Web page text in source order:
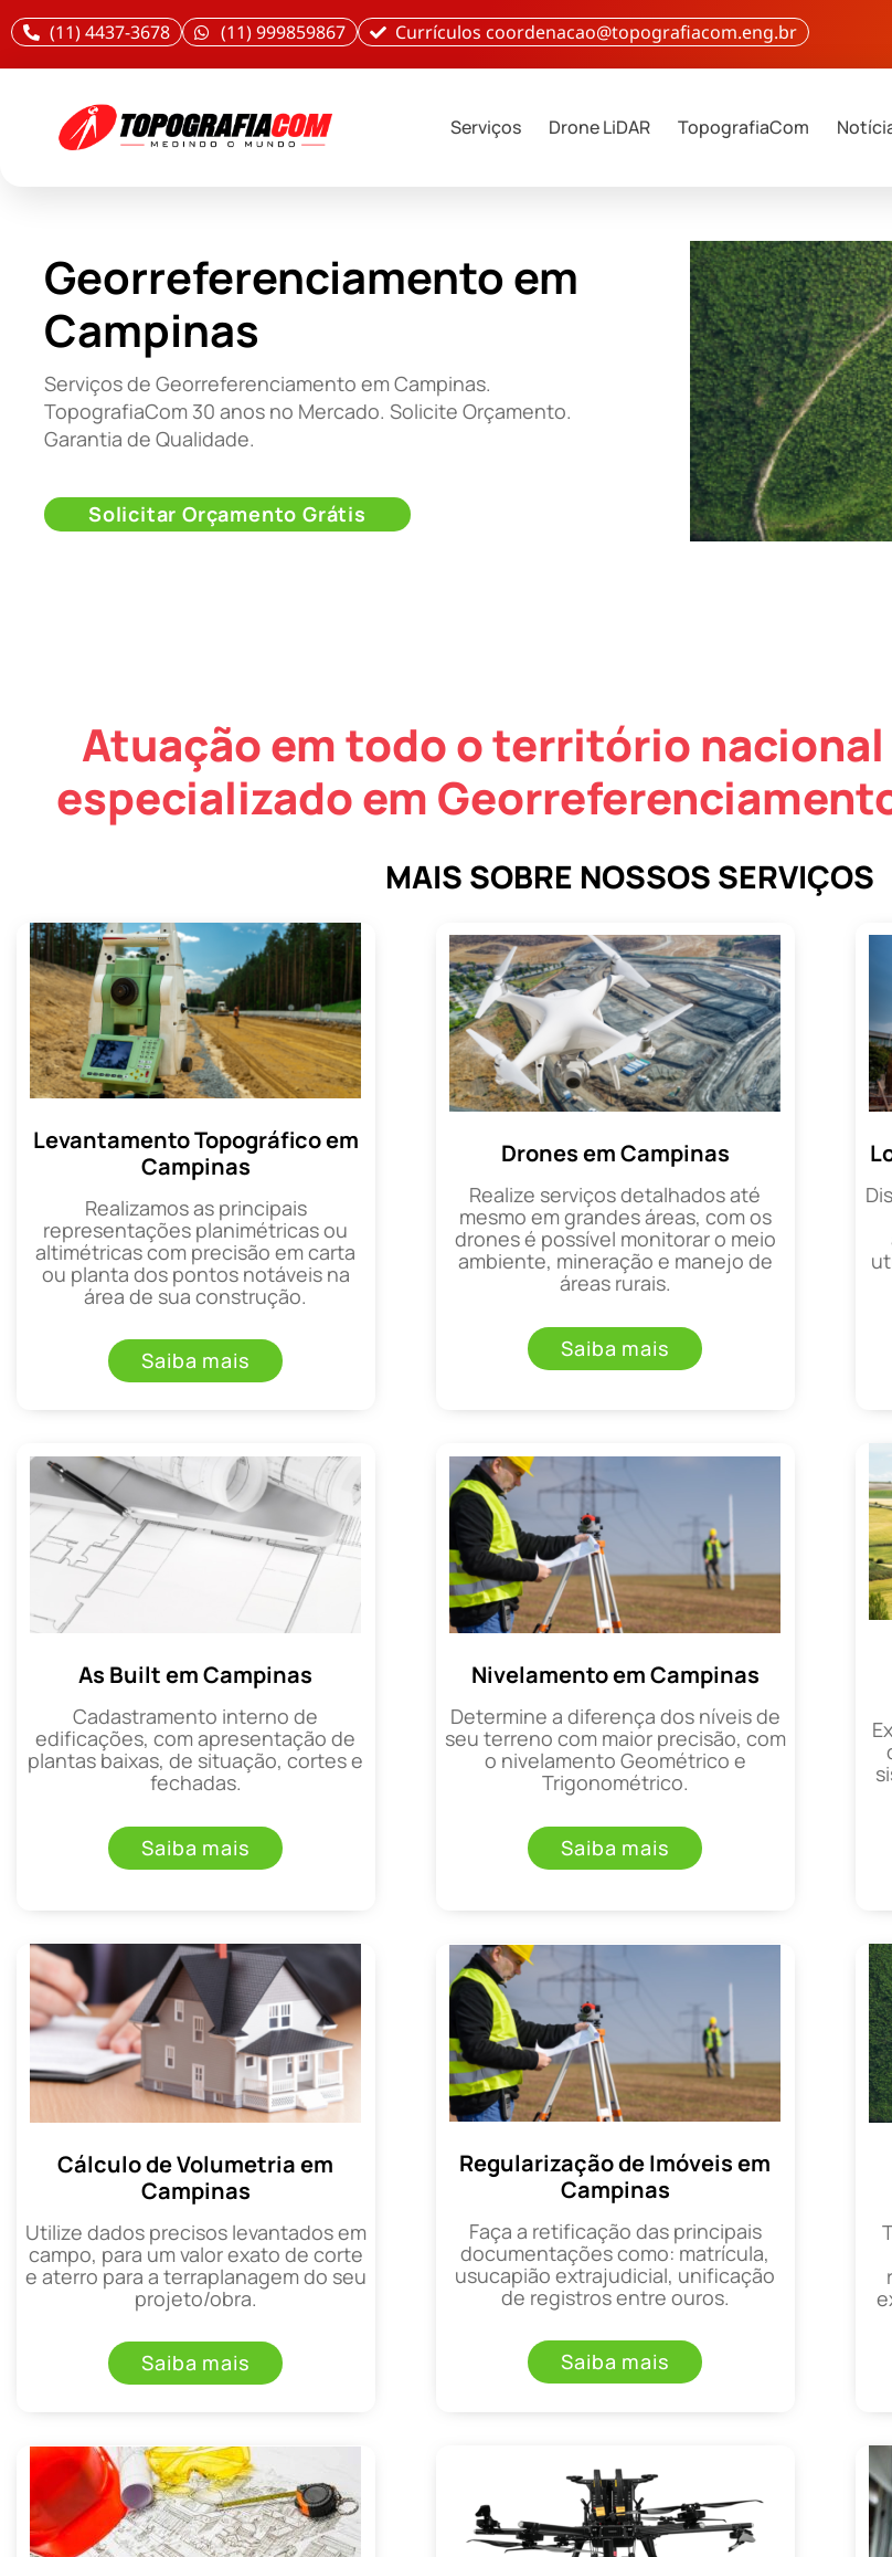
(11) 4437-3678 (11) 999859867 Currículos coordenacao@topografiacom.eng.br
Serviços Drone LiDAR TopografiaCom
Georreferenciamento em
Campinas
Serviços de Georreferenciamento em Campinas.
TopografiaCom 30 anos no Mercado. Solicite Orçamento.
Garantia de Qualidade.
Solicitar Orçamento Grátis
Atuação em todo o território
especializado em
MAIS SOBRE NOSSOS SERVIÇOS
Levantamento Topográfico em
Campinas
Realizamos as principais
representações planimétricas ou
altimétricas com precisão em carta
ou planta dos pontos notáveis na
área de sua construção.
Saiba mais
Drones em Campinas
Realize serviços detalhados até
mesmo em grandes áreas, com os
drones é possível monitorar o meio
ambiente, mineração e manejo de
áreas rurais.
Saiba mais
As Built em Campinas
Cadastramento interno de
edificações, com apresentação de
plantas baixas, de situação, cortes e
fechadas.
Saiba mais
Nivelamento em Campinas
Determine a diferença dos níveis de
seu terreno com maior precisão, com
o nivelamento Geométrico e
Trigonométrico.
Saiba mais
Cálculo de Volumetria em
Campinas
Utilize dados precisos levantados em
campo, para um valor exato de corte
e aterro para a terraplanagem do seu
projeto/obra.
Saiba mais
Regularização de Imóveis em
Campinas
Faça a retificação das principais
documentações como: matrícula,
usucapião extrajudicial, unificação
de registros entre ouros.
Saiba mais